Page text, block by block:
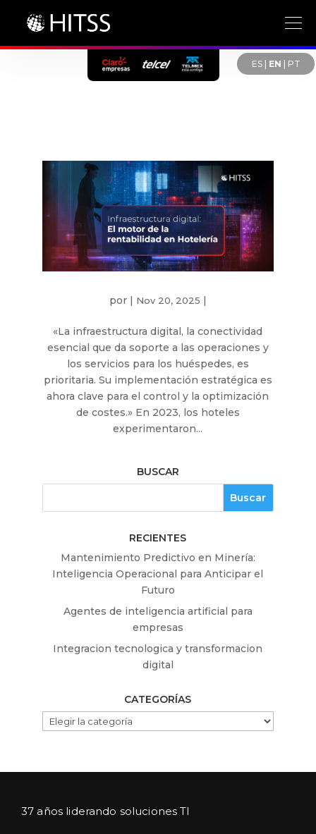
ES| EN PT
por Nov 20, 2025
«La infraestructura digital, la conectividad
esencial que da soporte a las operaciones y
los servicios para los huéspedes, es
prioritaria. Su implementación estratégica es
ahora clave para el control y la optimización
de costes.» En 2023, los hoteles
experimentaron...
BUSCAR
RECIENTES
Mantenimiento Predictivo en Minería:
Inteligencia Operacional para Anticipar el
Futuro
Agentes de inteligencia artificial para
empresas
Integracion tecnologica y transformacion
digital
CATEGORÍAS
CATEGORÍAS
37 años liderando soluciones TI